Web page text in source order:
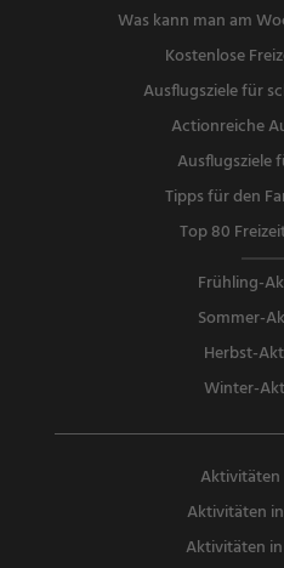
Was kann man am
Kostenlose
Ausflugsziele für
Actionreiche
Ausflugsziele
Tipps für den
Top 80
Frühling-
Sommer-
Herbst-
Winter-
Aktivitäten
Aktivitäten
Aktivitäten